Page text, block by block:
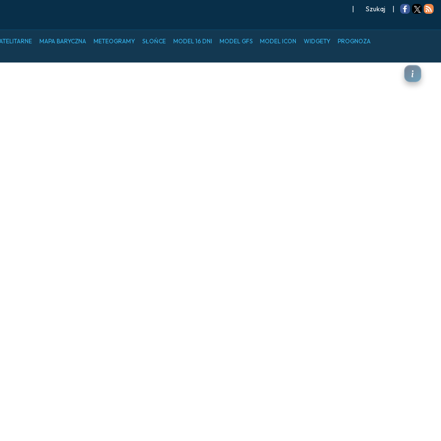
| |
MAPA BARYCZNA METEOGRAMY SŁOŃCE MODEL 16 DNI MODEL GFS MODEL ICON WIDGETY PROGNOZA